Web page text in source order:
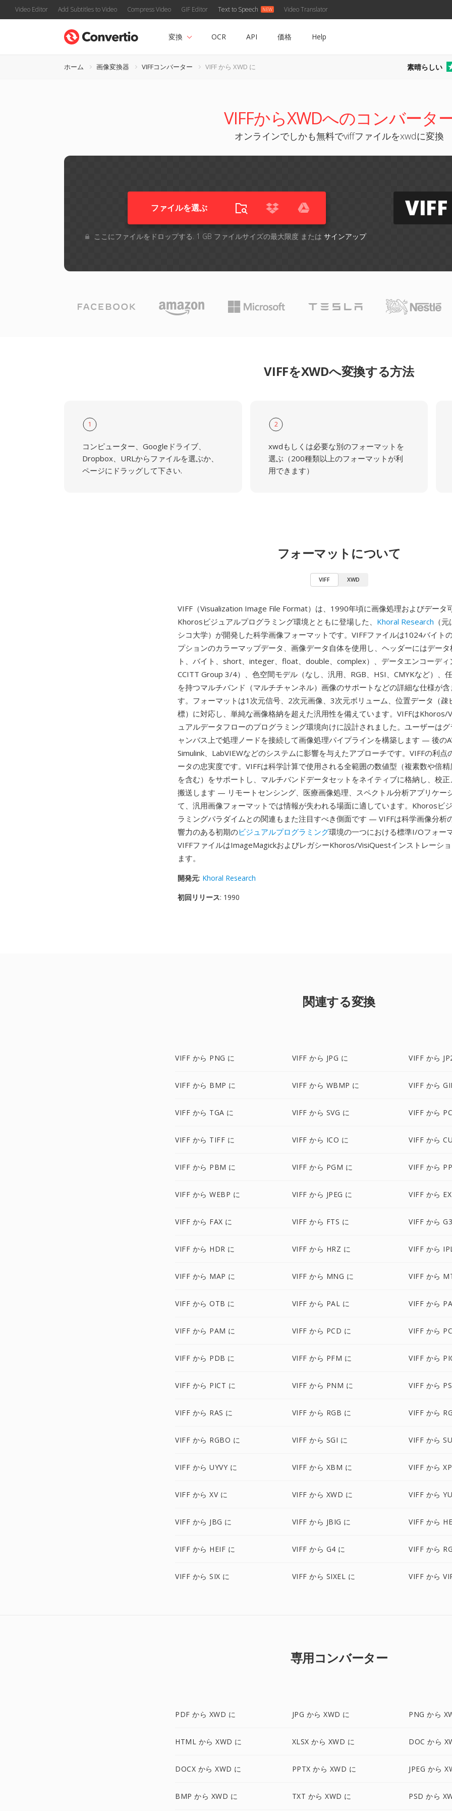
Video Editor Add Subtitles to Video Compress Video GIF Editor Text to Speech Video Translator
変換 OCR API 価格 Help
ホーム 画像変換器 VIFFコンバーター VIFF から XWD に 素晴らしい
VIFFからXWDへのコンバータ
オンラインでしかも無料でviffファイルをxwdに変換
ファイルを選ぶ
ここにファイルをドロップする. 1 GB ファイルサイズの最大限度 または サインアップ
VIFF
VIFFをXWDへ変換する方法
1
コンピューター、Googleドライブ、
Dropbox、URLからファイルを選ぶか、
ページにドラッグして下さい.
2
xwdもしくは必要な別のフォーマットを
選ぶ（200種類以上のフォーマットが利
用できます）
フォーマットについて
VIFF XWD
VIFF（Visualization Image File Format）は、1990年頃に画像処理およびデータ
Khorosビジュアルプログラミング環境とともに登場した、 Khoral Research （
シコ大学）が開発した科学画像フォーマットです。VIFFファイルは1024バイト
プションのカラーマップデータ、画像データ自体を使用し、ヘッダーにはデータ
ト、バイト、short、integer、float、double、complex）、データエンコーディ
CCITT Group 3/4）、色空間モデル（なし、汎用、RGB、HSI、CMYKなど）、
を持つマルチバンド（マルチチャンネル）画像のサポートなどの詳細な仕様が含
す。フォーマットは1次元信号、2次元画像、3次元ボリューム、位置データ（疎
標）に対応し、単純な画像格納を超えた汎用性を備えています。VIFFはKhoros/
ュアルデータフローのプログラミング環境向けに設計されました。ユーザーは
ャンバス上で処理ノードを接続して画像処理パイプラインを構築します — 後の
Simulink、LabVIEWなどのシステムに影響を与えたアプローチです。VIFFの利点
ータの忠実度です。VIFFは科学計算で使用される全範囲の数値型（複素数や倍
を含む）をサポートし、マルチバンドデータセットをネイティブに格納し、校
搬送します — リモートセンシング、医療画像処理、スペクトル分析アプリケー
て、汎用画像フォーマットでは情報が失われる場面に適しています。Khorosビ
ラミングパラダイムとの関連もまた注目すべき側面です — VIFFは科学画像分析
響力のある初期のビジュアルプログラミング環境の一つにおける標準I/Oフォー
VIFFファイルはImageMagickおよびレガシーKhoros/VisiQuestインストレーシ
ます。
開発元: Khoral Research
初回リリース: 1990
関連する変換
VIFF から PNG に VIFF から JPG に VIFF から
VIFF から BMP に VIFF から WBMP に VIFF から
VIFF から TGA に VIFF から SVG に VIFF から
VIFF から TIFF に VIFF から ICO に VIFF から
VIFF から PBM に VIFF から PGM に VIFF から
VIFF から WEBP に VIFF から JPEG に VIFF から
VIFF から FAX に VIFF から FTS に VIFF から
VIFF から HDR に VIFF から HRZ に VIFF から
VIFF から MAP に VIFF から MNG に VIFF から
VIFF から OTB に VIFF から PAL に VIFF から
VIFF から PAM に VIFF から PCD に VIFF から
VIFF から PDB に VIFF から PFM に VIFF から
VIFF から PICT に VIFF から PNM に VIFF から
VIFF から RAS に VIFF から RGB に VIFF から
VIFF から RGBO に VIFF から SGI に VIFF から
VIFF から UYVY に VIFF から XBM に VIFF から
VIFF から XV に VIFF から XWD に VIFF から
VIFF から JBG に VIFF から JBIG に VIFF から
VIFF から HEIF に VIFF から G4 に VIFF から
VIFF から SIX に VIFF から SIXEL に VIFF から
専用コンバーター
PDF から XWD に JPG から XWD に PNG から
HTML から XWD に XLSX から XWD に DOC から
DOCX から XWD に PPTX から XWD に JPEG から
BMP から XWD に TXT から XWD に PSD から